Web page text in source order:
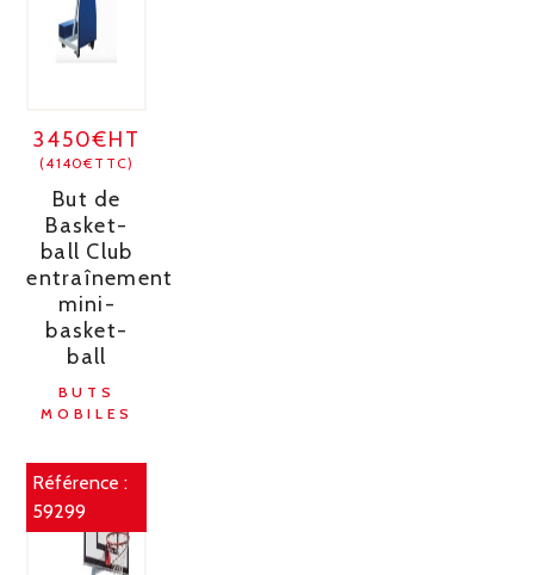
3450€HT
(4140€TTC)
But de
Basket-
ball Club
entraînement
mini-
basket-
ball
BUTS
MOBILES
Référence :
59299